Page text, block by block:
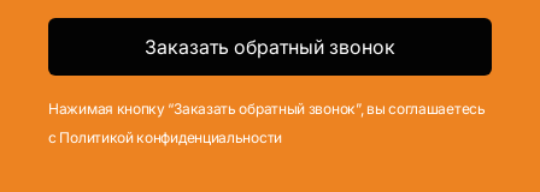
Нажимая кнопку “Заказать обратный звонок”, вы соглашаетесь
с Политикой конфиденциальности